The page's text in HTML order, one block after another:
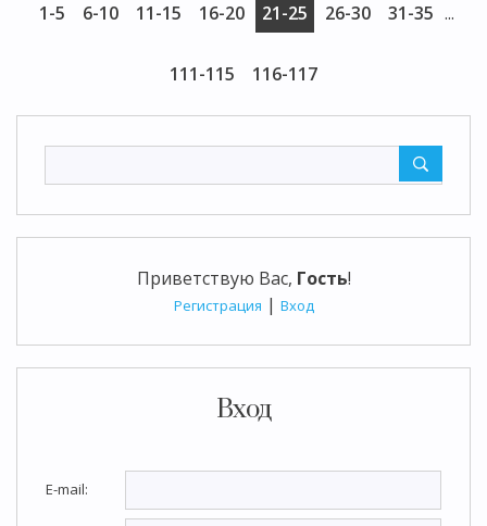
Приветствую Вас, Гость!
Регистрация | Вход
Вход
E-mail:
1-5 6-10 11-15 16-20 21-25 26-30 31-35 ...
111-115 116-117